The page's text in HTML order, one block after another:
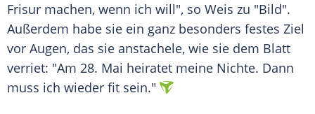
Frisur machen, wenn ich will", so Weis zu "Bild".
Außerdem habe sie ein ganz besonders festes Ziel
vor Augen, das sie anstachele, wie sie dem Blatt
verriet: "Am 28. Mai heiratet meine Nichte. Dann
muss ich wieder fit sein."